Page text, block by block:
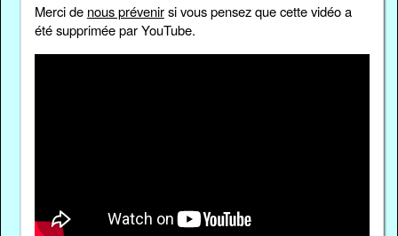
Merci de nous prévenirsi vous pensez que cette vidéo a
été supprimée par YouTube.